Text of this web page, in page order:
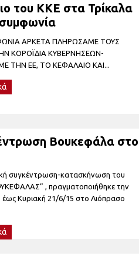
του ΚΚΕ στα Τρίκαλα
ΑΡΚΕΤΑ ΠΛΗΡΩΣΑΜΕ ΤΟΥΣ
ΚΟΡΟΪΔΙΑ ΚΥΒΕΡΝΗΣΕΩΝ-
ΤΗΝ ΕΕ, ΤΟ ΚΕΦΑΛΑΙΟ ΚΑΙ...
Βουκεφάλα στο
συγκέντρωση-κατασκήνωση του
, πραγματοποιήθηκε την
Κυριακή 21/6/15 στο Λιόπρασο